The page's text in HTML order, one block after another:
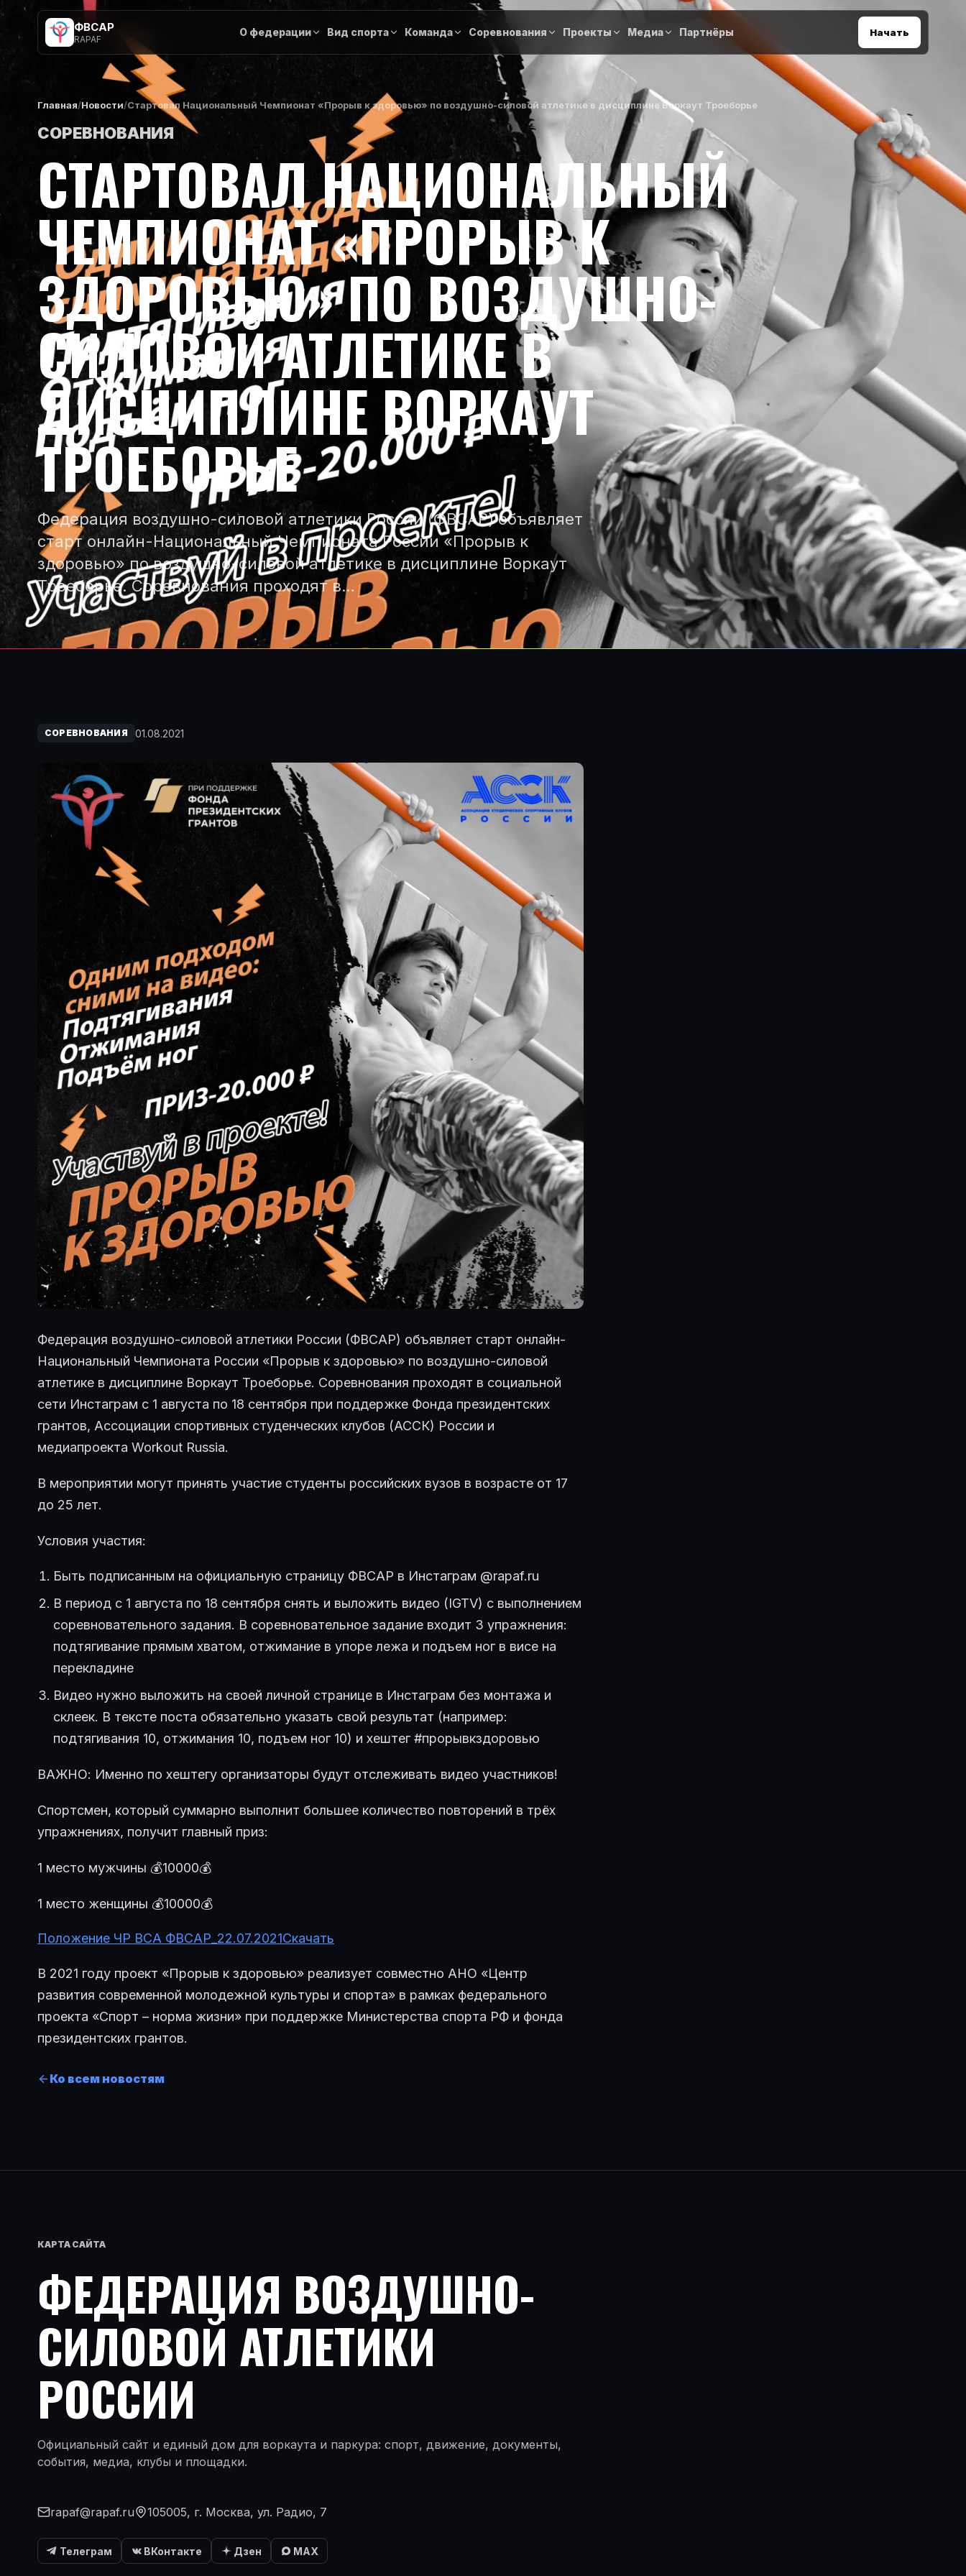
ФВСАР
RAPAF
О федерации Вид спорта Команда Соревнования Проекты Медиа Партнёры Начать
Главная/Новости/Стартовал Национальный Чемпионат «Прорыв к здоровью» по воздушно-силовой атлетике в дисциплине Воркаут Троеборье
СОРЕВНОВАНИЯ
СТАРТОВАЛ НАЦИОНАЛЬНЫЙ
ЧЕМПИОНАТ «ПРОРЫВ К
ЗДОРОВЬЮ» ПО ВОЗДУШНО-
СИЛОВОЙ АТЛЕТИКЕ В
ДИСЦИПЛИНЕ ВОРКАУТ
ТРОЕБОРЬЕ
Федерация воздушно-силовой атлетики России (ФВСАР) объявляет
старт онлайн-Национальный Чемпионата России «Прорыв к
здоровью» по воздушно-силовой атлетике в дисциплине Воркаут
Троеборье. Соревнования проходят в…
СОРЕВНОВАНИЯ 01.08.2021
Федерация воздушно-силовой атлетики России (ФВСАР) объявляет старт онлайн-
Национальный Чемпионата России «Прорыв к здоровью» по воздушно-силовой
атлетике в дисциплине Воркаут Троеборье. Соревнования проходят в социальной
сети Инстаграм с 1 августа по 18 сентября при поддержке Фонда президентских
грантов, Ассоциации спортивных студенческих клубов (АССК) России и
медиапроекта Workout Russia.
В мероприятии могут принять участие студенты российских вузов в возрасте от 17
до 25 лет.
Условия участия:
Быть подписанным на официальную страницу ФВСАР в Инстаграм @rapaf.ru
В период с 1 августа по 18 сентября снять и выложить видео (IGTV) с выполнением
соревновательного задания. В соревновательное задание входит 3 упражнения:
подтягивание прямым хватом, отжимание в упоре лежа и подъем ног в висе на
перекладине
Видео нужно выложить на своей личной странице в Инстаграм без монтажа и
склеек. В тексте поста обязательно указать свой результат (например:
подтягивания 10, отжимания 10, подъем ног 10) и хештег #прорывкздоровью
ВАЖНО: Именно по хештегу организаторы будут отслеживать видео участников!
Спортсмен, который суммарно выполнит большее количество повторений в трёх
упражнениях, получит главный приз:
1 место мужчины 💰10000💰
1 место женщины 💰10000💰
Положение ЧР ВСА ФВСАР_22.07.2021Скачать
В 2021 году проект «Прорыв к здоровью» реализует совместно АНО «Центр
развития современной молодежной культуры и спорта» в рамках федерального
проекта «Спорт – норма жизни» при поддержке Министерства спорта РФ и фонда
президентских грантов.
Ко всем новостям
КАРТА САЙТА
ФЕДЕРАЦИЯ ВОЗДУШНО-
СИЛОВОЙ АТЛЕТИКИ
РОССИИ
Официальный сайт и единый дом для воркаута и паркура: спорт, движение, документы,
события, медиа, клубы и площадки.
rapaf@rapaf.ru 105005, г. Москва, ул. Радио, 7
Телеграм ВКонтакте Дзен MAX